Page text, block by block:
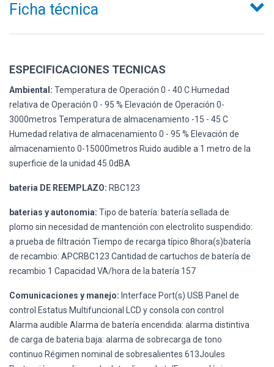
Ficha técnica
ESPECIFICACIONES TECNICAS
Ambiental: Temperatura de Operación 0 - 40 C Humedad
relativa de Operación 0 - 95 % Elevación de Operación 0-
3000metros Temperatura de almacenamiento -15 - 45 C
Humedad relativa de almacenamiento 0 - 95 % Elevación de
almacenamiento 0-15000metros Ruido audible a 1 metro de la
superficie de la unidad 45.0dBA
bateria DE REEMPLAZO: RBC123
baterias y autonomia: Tipo de batería: batería sellada de
plomo sin necesidad de mantención con electrolito suspendido:
a prueba de filtración Tiempo de recarga típico 8hora(s)batería
de recambio: APCRBC123 Cantidad de cartuchos de batería de
recambio 1 Capacidad VA/hora de la batería 157
Comunicaciones y manejo: Interface Port(s) USB Panel de
control Estatus Multifuncional LCD y consola con control
Alarma audible Alarma de batería encendida: alarma distintiva
de carga de bateria baja: alarma de sobrecarga de tono
continuo Régimen nominal de sobresalientes 613Joules